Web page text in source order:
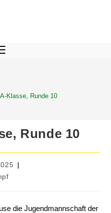
Klasse, Runde 10
Runde 10
die Jugendmannschaft der